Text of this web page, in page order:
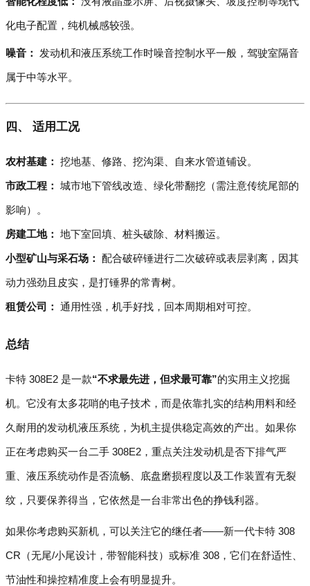
化电子配置，纯机械感较强。
噪音： 发动机和液压系统工作时噪音控制水平一般，驾驶室隔音
属于中等水平。
四、 适用工况
农村基建： 挖地基、修路、挖沟渠、自来水管道铺设。
市政工程： 城市地下管线改造、绿化带翻挖（需注意传统尾部的
影响）。
房建工地： 地下室回填、桩头破除、材料搬运。
小型矿山与采石场： 配合破碎锤进行二次破碎或表层剥离，因其
动力强劲且皮实，是打锤界的常青树。
租赁公司： 通用性强，机手好找，回本周期相对可控。
总结
卡特 308E2 是一款“不求最先进，但求最可靠”的实用主义挖掘
机。它没有太多花哨的电子技术，而是依靠扎实的结构用料和经
久耐用的发动机液压系统，为机主提供稳定高效的产出。如果你
正在考虑购买一台二手 308E2，重点关注发动机是否下排气严
重、液压系统动作是否流畅、底盘磨损程度以及工作装置有无裂
纹，只要保养得当，它依然是一台非常出色的挣钱利器。
如果你考虑购买新机，可以关注它的继任者——新一代卡特 308
CR（无尾/小尾设计，带智能科技）或标准 308，它们在舒适性、
节油性和操控精准度上会有明显提升。